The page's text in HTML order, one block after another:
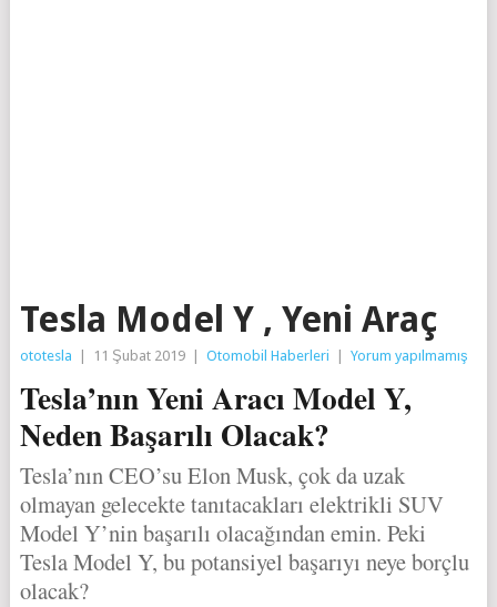
Tesla Model Y , Yeni Araç
ototesla 11 Şubat 2019 Otomobil Haberleri Yorum yapılmamış
Tesla’nın Yeni Aracı Model Y,
Neden Başarılı Olacak?
Tesla’nın CEO’su Elon Musk, çok da uzak
olmayan gelecekte tanıtacakları elektrikli SUV
Model Y’nin başarılı olacağından emin. Peki
Tesla Model Y, bu potansiyel başarıyı neye borçlu
olacak?